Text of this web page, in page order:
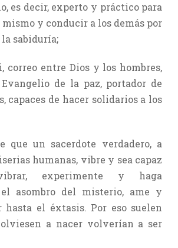
es decir, experto y práctico para
y conducir a los demás por
sabiduría;
correo entre Dios y los hombres,
de la paz, portador de
capaces de hacer solidarios a los
que un sacerdote verdadero, a
humanas, vibre y sea capaz
experimente y haga
asombro del misterio, ame y
hasta el éxtasis. Por eso suelen
a nacer volverían a ser